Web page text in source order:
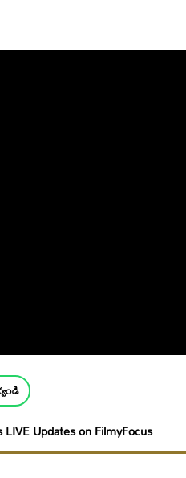
Updates on FilmyFocus